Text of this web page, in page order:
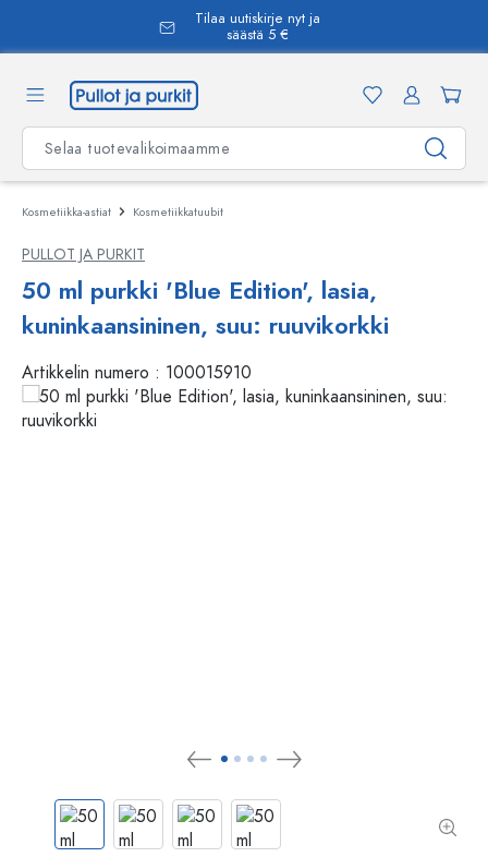
Tilaa uutiskirje nyt ja
säästä 5 €
Kosmetiikka-astiat Kosmetiikkatuubit
PULLOT JA PURKIT
50 ml purkki 'Blue Edition', lasia,
kuninkaansininen, suu: ruuvikorkki
Artikkelin numero : 100015910